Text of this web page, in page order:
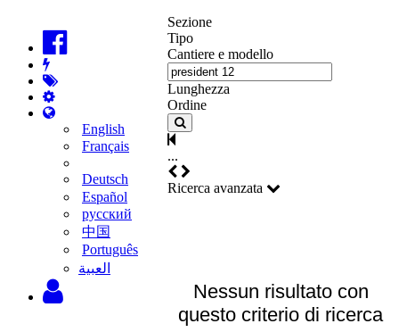
English
Français
Deutsch
Español
русский
中国
Português
‫العبية
Sezione
Tipo
Cantiere e modello
Lunghezza
Ordine
...
Ricerca avanzata
Nessun risultato con
questo criterio di ricerca